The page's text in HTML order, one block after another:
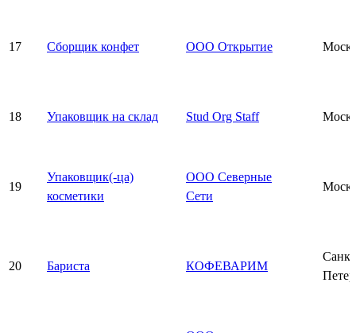
17 Сборщик конфет ООО Открытие
18 Упаковщик на склад Stud Org Staff
19
Упаковщик(-ца)
косметики
ООО Северные
Сети
20 Бариста КОФЕВАРИМ